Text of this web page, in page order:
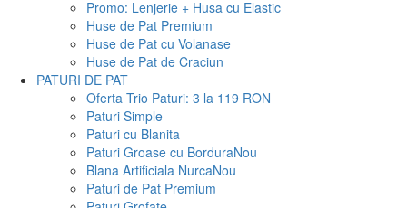
Promo: Lenjerie + Husa cu Elastic
Huse de Pat Premium
Huse de Pat cu Volanase
Huse de Pat de Craciun
PATURI DE PAT
Oferta Trio Paturi: 3 la 119 RON
Paturi Simple
Paturi cu Blanita
Paturi Groase cu BorduraNou
Blana Artificiala NurcaNou
Paturi de Pat Premium